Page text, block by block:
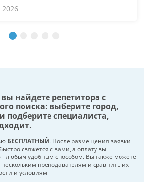
найдете репетитора с
поиска: выберите город,
подберите специалиста,
БЕСПЛАТНЫЙ. После размещения заявки
свяжется с вами, а оплату вы
- любым удобным способом. Вы также можете
нескольким преподавателям и сравнить их
и условиям